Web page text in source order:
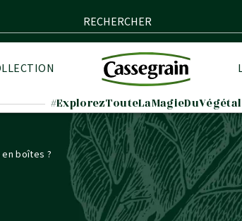
RECHERCHER
#ExplorezTouteLaMagieDuVégétal
boîtes ?